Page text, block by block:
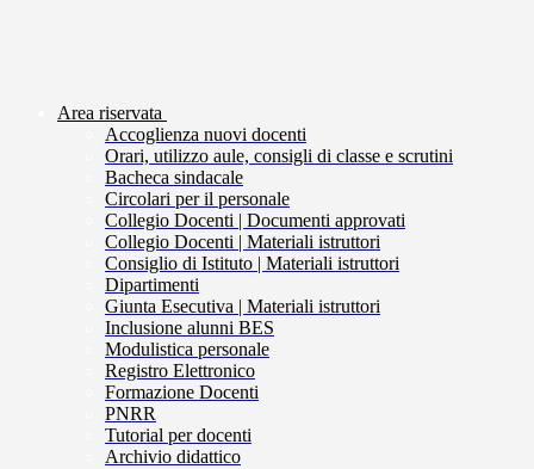
Area riservata
Accoglienza nuovi docenti
Orari, utilizzo aule, consigli di classe e scrutini
Bacheca sindacale
Circolari per il personale
Collegio Docenti | Documenti approvati
Collegio Docenti | Materiali istruttori
Consiglio di Istituto | Materiali istruttori
Dipartimenti
Giunta Esecutiva | Materiali istruttori
Inclusione alunni BES
Modulistica personale
Registro Elettronico
Formazione Docenti
PNRR
Tutorial per docenti
Archivio didattico